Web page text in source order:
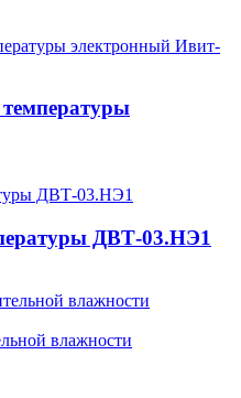
ДВТ-03.НЭ1
влажности